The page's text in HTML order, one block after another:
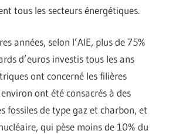
tous les secteurs énergétiques.
années, selon l’AIE, plus de 75%
d’euros investis tous les ans
ont concerné les filières
ont été consacrés à des
fossiles de type gaz et charbon, et
qui pèse moins de 10% du